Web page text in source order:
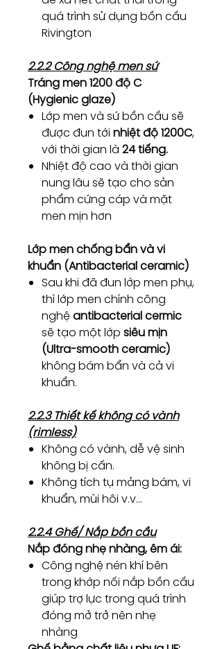
quá trình sử dụng bồn cầu
Rivington
2.2.2 Công nghệ men sứ
Tráng men 1200 độ C
(Hygienic glaze)
Lớp men và sứ bồn cầu sẽ
được đun tới nhiệt độ 1200C,
với thời gian là 24 tiếng.
Nhiệt độ cao và thời gian
nung lâu sẽ tạo cho sản
phẩm cứng cáp và mặt
men mịn hơn
Lớp men chống bẩn và vi
khuẩn (Antibacterial ceramic)
Sau khi đã đun lớp men phụ,
thì lớp men chính công
nghệ antibacterial cermic
sẽ tạo một lớp siêu mịn
(Ultra-smooth ceramic)
không bám bẩn và cả vi
khuẩn.
2.2.3 Thiết kế không có vành
(rimless)
Không có vành, dễ vệ sinh
không bị cấn.
Không tích tụ mảng bám, vi
khuẩn, mùi hôi v.v…
2.2.4 Ghế/ Nắp bồn cầu
Nắp đóng nhẹ nhàng, êm ái:
Công nghệ nén khí bên
trong khớp nối nắp bồn cầu
giúp trợ lực trong quá trình
đóng mở trở nên nhẹ
nhàng